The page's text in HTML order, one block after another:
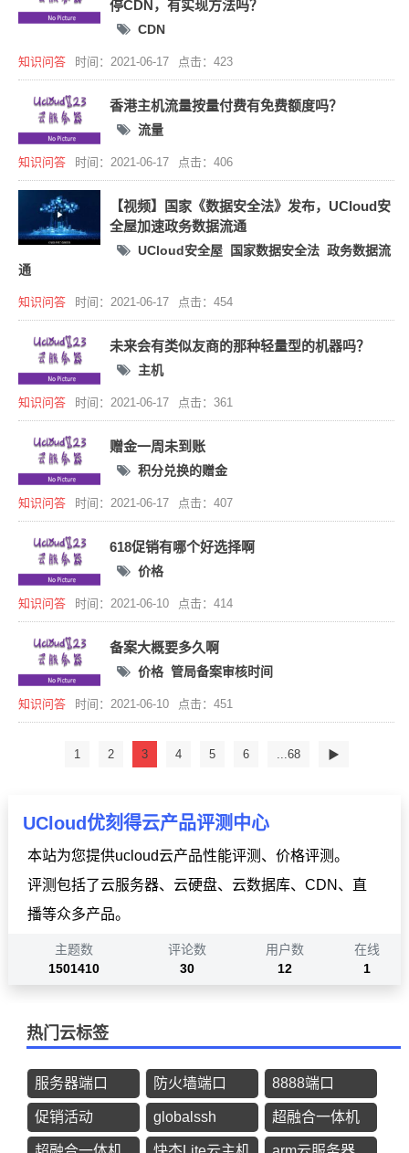
停CDN，有实现方法吗？
CDN
知识问答 时间：2021-06-17 点击：423
香港主机流量按量付费有免费额度吗？
流量
知识问答 时间：2021-06-17 点击：406
【视频】国家《数据安全法》发布，UCloud安
全屋加速政务数据流通
UCloud安全屋 国家数据安全法 政务数据流
通
知识问答 时间：2021-06-17 点击：454
未来会有类似友商的那种轻量型的机器吗？
主机
知识问答 时间：2021-06-17 点击：361
赠金一周未到账
积分兑换的赠金
知识问答 时间：2021-06-17 点击：407
618促销有哪个好选择啊
价格
知识问答 时间：2021-06-10 点击：414
备案大概要多久啊
价格 管局备案审核时间
知识问答 时间：2021-06-10 点击：451
1 2 3 4 5 6 ...68 ▶
UCloud优刻得云产品评测中心
本站为您提供ucloud云产品性能评测、价格评测。
评测包括了云服务器、云硬盘、云数据库、CDN、直
播等众多产品。
主题数
1501410
评论数
30
用户数
12
在线
1
热门云标签
服务器端口 防火墙端口 8888端口
促销活动 globalssh 超融合一体机